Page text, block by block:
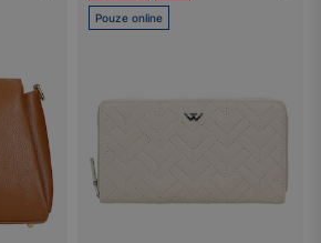
Pouze online